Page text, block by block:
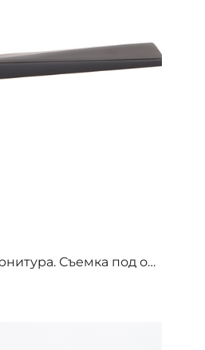
Дверные ручки и фурнитура. Съемка под обтравку.